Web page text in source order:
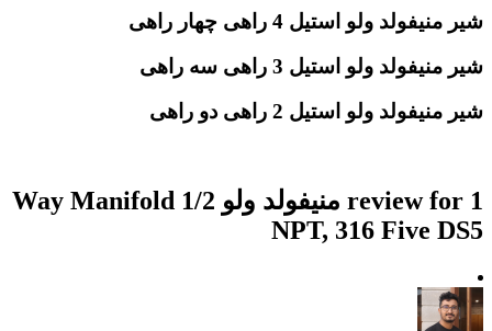
شیر منیفولد ولو استیل 4 راهی چهار راهی
شیر منیفولد ولو استیل 3 راهی سه راهی
شیر منیفولد ولو استیل 2 راهی دو راهی
1 review for
منیفولد ولو Way Manifold 1/2
NPT, 316 Five DS5